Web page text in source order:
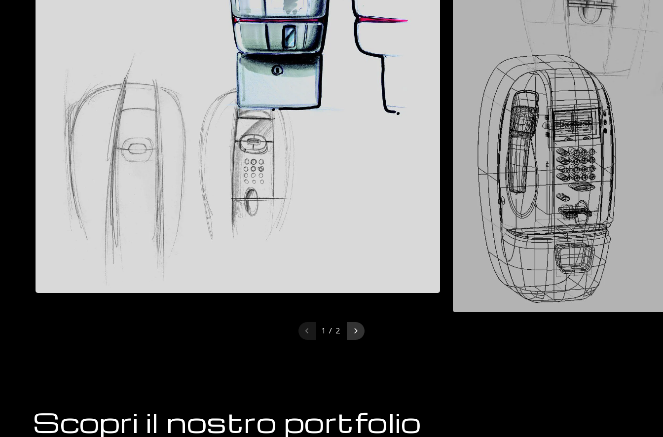
1 / 2
Scopri il nostro portfolio